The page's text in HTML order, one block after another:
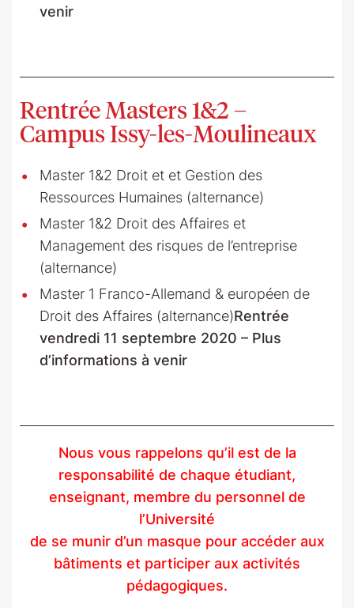
venir
Rentrée Masters 1&2 –
Campus Issy-les-Moulineaux
Master 1&2 Droit et et Gestion des
Ressources Humaines (alternance)
Master 1&2 Droit des Affaires et
Management des risques de l’entreprise
(alternance)
Master 1 Franco-Allemand & européen de
Droit des Affaires (alternance)Rentrée
vendredi 11 septembre 2020 – Plus
d’informations à venir
Nous vous rappelons qu’il est de la
responsabilité de chaque étudiant,
enseignant, membre du personnel de
l’Université
de se munir d’un masque pour accéder aux
bâtiments et participer aux activités
pédagogiques.